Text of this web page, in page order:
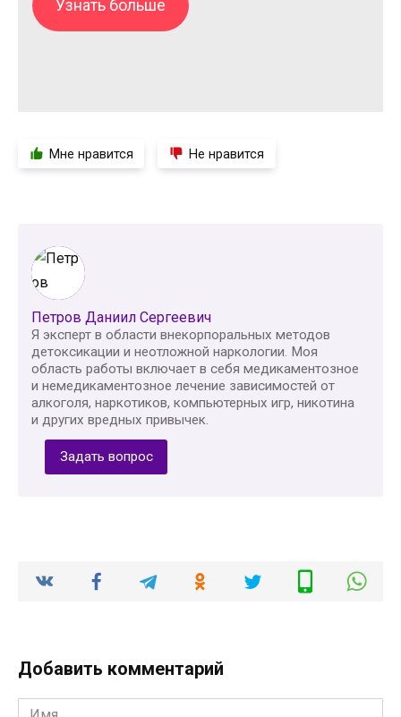
Узнать больше
Мне нравится Не нравится
Петров Даниил Сергеевич
Я эксперт в области внекорпоральных методов
детоксикации и неотложной наркологии. Моя
область работы включает в себя медикаментозное
и немедикаментозное лечение зависимостей от
алкоголя, наркотиков, компьютерных игр, никотина
и других вредных привычек.
Задать вопрос
Добавить комментарий
Имя